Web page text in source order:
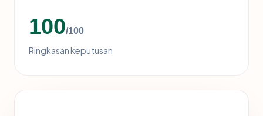
100/100
Ringkasan keputusan